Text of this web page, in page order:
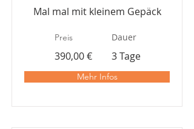
Mal mal mit kleinem Gepäck
Preis Dauer
390,00 € 3 Tage
Mehr Infos